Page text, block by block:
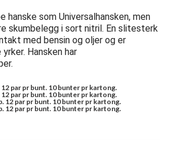
hanske som Universalhansken, men
skumbelegg i sort nitril. En slitesterk
med bensin og oljer og er
Hansken har
12 par pr bunt. 10 bunter pr kartong.
12 par pr bunt. 10 bunter pr kartong.
12 par pr bunt. 10 bunter pr kartong.
12 par pr bunt. 10 bunter pr kartong.